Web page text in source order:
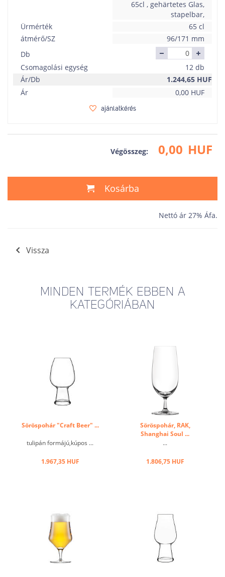
65cl , gehärtetes Glas,
stapelbar,
Ürmérték
65 cl
átmérő/SZ
96/171 mm
Db
Csomagolási egység
12 db
Ár/Db
1.244,65 HUF
Ár
0,00 HUF
ajánlatkérés
Végösszeg: 0,00 HUF
Kosárba
Nettó ár 27% Áfa.
Vissza
MINDEN TERMÉK EBBEN A
KATEGÓRIÁBAN
Söröspohár "Craft Beer" ...
tulipán formájú,kúpos ...
1.967,35 HUF
Söröspohár, RAK,
Shanghai Soul ...
...
1.806,75 HUF